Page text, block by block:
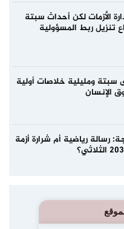
الأزمات لكن أحداث سبتة
تنزيل ربط المسؤولية
سبتة ومليلية خلاصات أولية
الإنسان
رسالة رياضية أم شرارة أزمة